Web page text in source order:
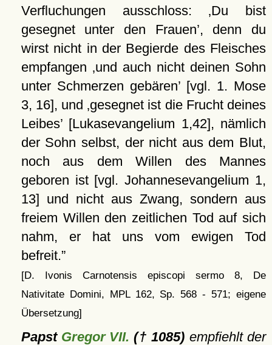
Verfluchungen ausschloss:
Du bist
gesegnet unter den Frauen , denn du
wirst nicht in der Begierde des Fleisches
empfangen
und auch nicht deinen Sohn
unter Schmerzen gebären[vgl. 1. Mose
3, 16], und gesegnet ist die Frucht deines
Leibes[Lukasevangelium 1,42], nämlich
der Sohn selbst, der nicht aus dem Blut,
noch aus dem Willen des Mannes
geboren ist [vgl. Johannesevangelium 1,
13] und nicht aus Zwang, sondern aus
freiem Willen den zeitlichen Tod auf sich
nahm, er hat uns vom ewigen Tod
befreit.
[D. Ivonis Carnotensis episcopi sermo 8, De
Nativitate Domini, MPL 162, Sp. 568 - 571; eigene
Übersetzung]
Papst Gregor VII. († 1085) empfiehlt der